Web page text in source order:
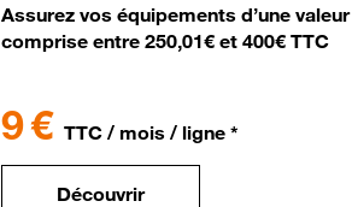
Assurez vos équipements d’une valeur
comprise entre 250,01€ et 400€ TTC
9 €TTC / mois / ligne *
Découvrir